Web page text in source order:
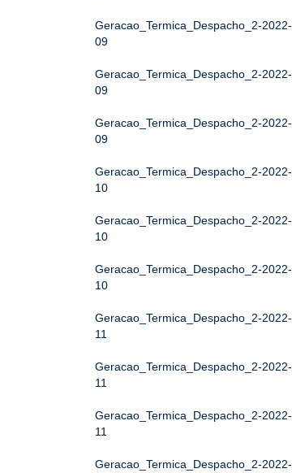
Geracao_Termica_Despacho_2-2022-
09
Geracao_Termica_Despacho_2-2022-
09
Geracao_Termica_Despacho_2-2022-
09
Geracao_Termica_Despacho_2-2022-
10
Geracao_Termica_Despacho_2-2022-
10
Geracao_Termica_Despacho_2-2022-
10
Geracao_Termica_Despacho_2-2022-
11
Geracao_Termica_Despacho_2-2022-
11
Geracao_Termica_Despacho_2-2022-
11
Geracao_Termica_Despacho_2-2022-